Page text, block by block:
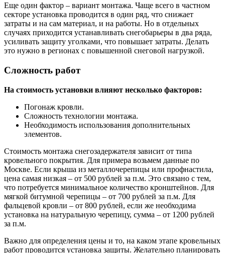
Еще один фактор – вариант монтажа. Чаще всего в частном
секторе установка проводится в один ряд, что снижает
затраты и на сам материал, и на работы. Но в отдельных
случаях приходится устанавливать снегобарьеры в два ряда,
усиливать защиту уголками, что повышает затраты. Делать
это нужно в регионах с повышенной снеговой нагрузкой.
Сложность работ
На стоимость установки влияют несколько факторов:
Погонаж кровли.
Сложность технологии монтажа.
Необходимость использования дополнительных
элементов.
Стоимость монтажа снегозадержателя зависит от типа
кровельного покрытия. Для примера возьмем данные по
Москве. Если крыша из металлочерепицы или профнастила,
цена самая низкая – от 500 рублей за п.м. Это связано с тем,
что потребуется минимальное количество кронштейнов. Для
мягкой битумной черепицы – от 700 рублей за п.м. Для
фальцевой кровли – от 800 рублей, если же необходима
установка на натуральную черепицу, сумма – от 1200 рублей
за п.м.
Важно для определения цены и то, на каком этапе кровельных
работ проводится установка защиты. Желательно планировать